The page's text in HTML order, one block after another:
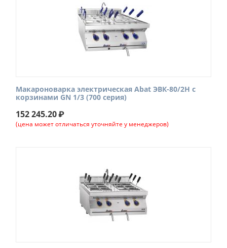
Макароноварка электрическая Abat ЭВК-80/2Н с
корзинами GN 1/3 (700 серия)
152 245.20₽
(цена может отличаться уточняйте у менеджеров)